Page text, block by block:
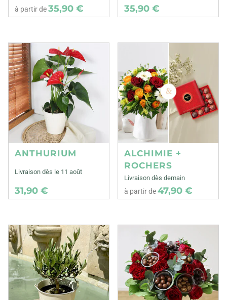
à partir de35,90 € 35,90 €
ANTHURIUM
Livraison dès le 11 août
31,90 €
ALCHIMIE +
ROCHERS
Livraison dès demain
à partir de47,90 €